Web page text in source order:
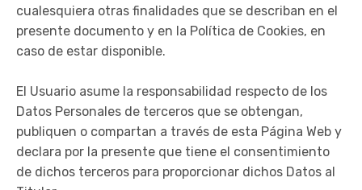
cualesquiera otras finalidades que se describan en el
presente documento y en la Política de Cookies, en
caso de estar disponible.
El Usuario asume la responsabilidad respecto de los
Datos Personales de terceros que se obtengan,
publiquen o compartan a través de esta Página Web y
declara por la presente que tiene el consentimiento
de dichos terceros para proporcionar dichos Datos al